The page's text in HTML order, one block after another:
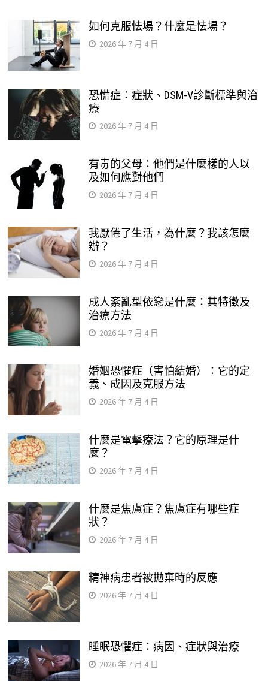
如何克服怯場？什麼是怯場？
2026 年 7 月 4 日
恐慌症：症狀、DSM-V診斷標準與治
療
2026 年 7 月 4 日
有毒的父母：他們是什麼樣的人以
及如何應對他們
2026 年 7 月 4 日
我厭倦了生活，為什麼？我該怎麼
辦？
2026 年 7 月 4 日
成人紊亂型依戀是什麼：其特徵及
治療方法
2026 年 7 月 4 日
婚姻恐懼症（害怕結婚）：它的定
義、成因及克服方法
2026 年 7 月 4 日
什麼是電擊療法？它的原理是什
麼？
2026 年 7 月 4 日
什麼是焦慮症？焦慮症有哪些症
狀？
2026 年 7 月 4 日
精神病患者被拋棄時的反應
2026 年 7 月 4 日
睡眠恐懼症：病因、症狀與治療
2026 年 7 月 4 日